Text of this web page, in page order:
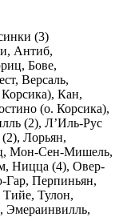
(3)
Антиб,
Бове,
Версаль,
Кан,
(о. Корсика),
(2), Л’Иль-Рус
Лорьян,
Мон-Сен-Мишель,
Ницца (4), Овер-
Перпиньян,
Тийе, Тулон,
Эмераинвилль,